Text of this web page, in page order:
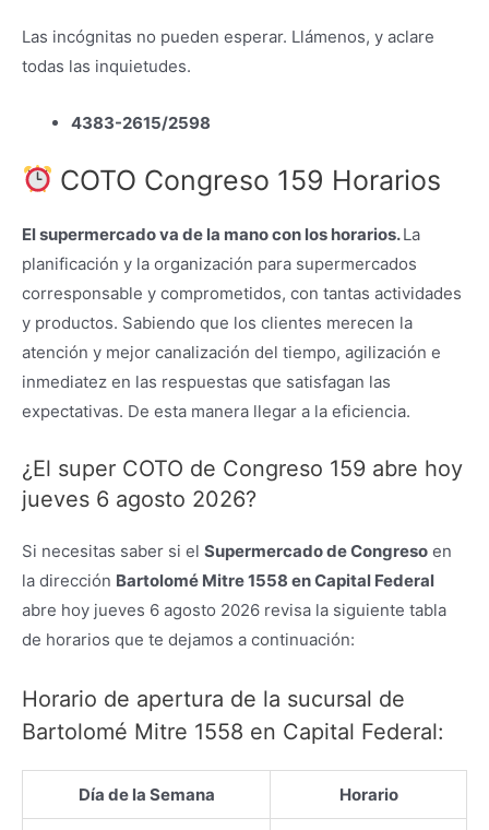
Las incógnitas no pueden esperar. Llámenos, y aclare
todas las inquietudes.
4383-2615/2598
COTO Congreso 159 Horarios
El supermercado va de la mano con los horarios.La
planificación y la organización para supermercados
corresponsable y comprometidos, con tantas actividades
y productos. Sabiendo que los clientes merecen la
atención y mejor canalización del tiempo, agilización e
inmediatez en las respuestas que satisfagan las
expectativas. De esta manera llegar a la eficiencia.
¿El super COTO de Congreso 159 abre hoy
jueves 6 agosto 2026?
Si necesitas saber si el Supermercado de Congreso en
la dirección Bartolomé Mitre 1558 en Capital Federal
abre hoy jueves 6 agosto 2026 revisa la siguiente tabla
de horarios que te dejamos a continuación:
Horario de apertura de la sucursal de
Bartolomé Mitre 1558 en Capital Federal:
Día de la Semana Horario